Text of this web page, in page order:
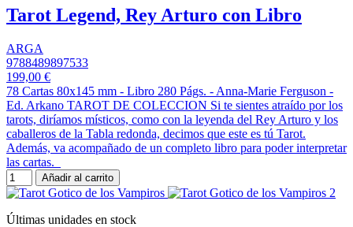
Tarot Legend, Rey Arturo con Libro
ARGA
9788489897533
199,00 €
78 Cartas 80x145 mm - Libro 280 Págs. - Anna-Marie Ferguson -
Ed. Arkano TAROT DE COLECCION Si te sientes atraído por los
tarots, diríamos místicos, como con la leyenda del Rey Arturo y los
caballeros de la Tabla redonda, decimos que este es tú Tarot.
Además, va acompañado de un completo libro para poder interpretar
las cartas.
Añadir al carrito
Últimas unidades en stock